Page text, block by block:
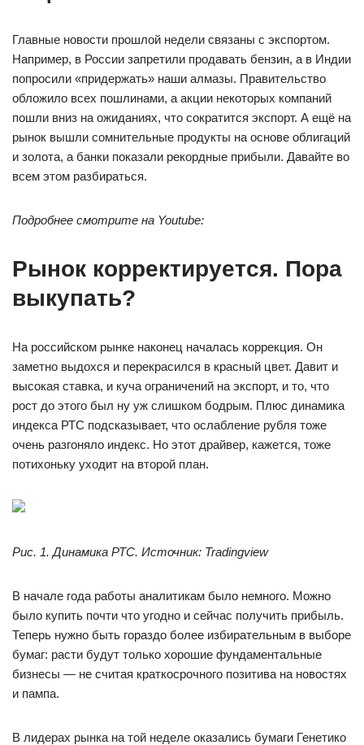
Главные новости прошлой недели связаны с экспортом.
Например, в России запретили продавать бензин, а в Индии
попросили «придержать» наши алмазы. Правительство
обложило всех пошлинами, а акции некоторых компаний
пошли вниз на ожиданиях, что сократится экспорт. А ещё на
рынок вышли сомнительные продукты на основе облигаций
и золота, а банки показали рекордные прибыли. Давайте во
всем этом разбираться.
Подробнее смотрите на Youtube:
Рынок корректируется. Пора
выкупать?
На российском рынке наконец началась коррекция. Он
заметно выдохся и перекрасился в красный цвет. Давит и
высокая ставка, и куча ограничений на экспорт, и то, что
рост до этого был ну уж слишком бодрым. Плюс динамика
индекса РТС подсказывает, что ослабление рубля тоже
очень разгоняло индекс. Но этот драйвер, кажется, тоже
потихоньку уходит на второй план.
Рис. 1. Динамика РТС. Источник: Tradingview
В начале года работы аналитикам было немного. Можно
было купить почти что угодно и сейчас получить прибыль.
Теперь нужно быть гораздо более избирательным в выборе
бумаг: расти будут только хорошие фундаментальные
бизнесы — не считая краткосрочного позитива на новостях
и пампа.
В лидерах рынка на той неделе оказались бумаги Генетико